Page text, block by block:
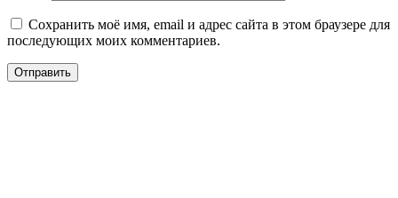
Сохранить моё имя, email и адрес сайта в этом браузере для
последующих моих комментариев.